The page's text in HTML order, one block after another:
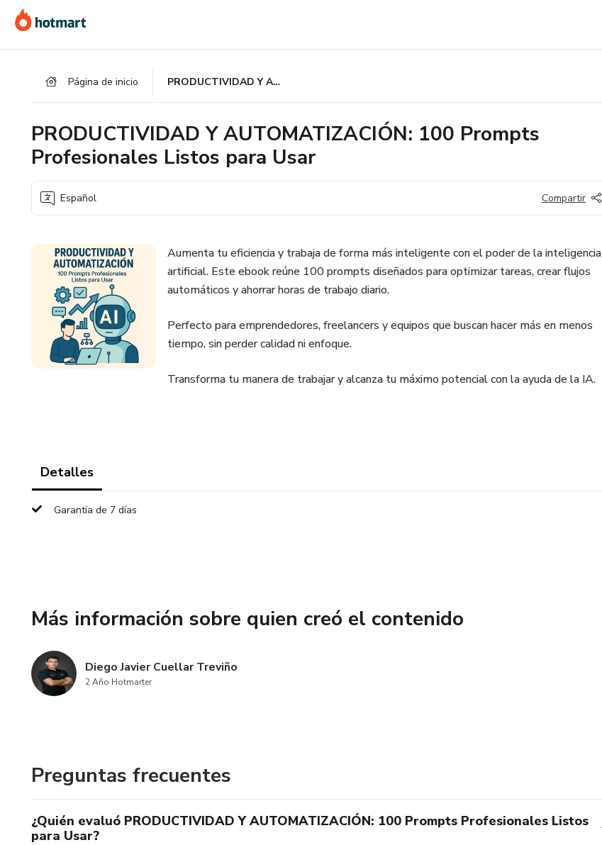
contenido
la
pie
Página de inicio PRODUCTIVIDAD Y AUTOMATIZACIÓN: 100 Prompts Profesionales Listos para Usar
PRODUCTIVIDAD Y AUTOMATIZACIÓN: 100 Prompts
Profesionales Listos para Usar
Español Compartir
Aumenta tu eficiencia y trabaja de forma más inteligente con el poder de la inteligencia
artificial. Este ebook reúne 100 prompts diseñados para optimizar tareas, crear flujos
automáticos y ahorrar horas de trabajo diario.
Perfecto para emprendedores, freelancers y equipos que buscan hacer más en menos
tiempo, sin perder calidad ni enfoque.
Transforma tu manera de trabajar y alcanza tu máximo potencial con la ayuda de la IA.
Detalles
Garantía de 7 días
Más información sobre quien creó el contenido
Diego Javier Cuellar Treviño
2 Año Hotmarter
Preguntas frecuentes
¿Quién evaluó PRODUCTIVIDAD Y AUTOMATIZACIÓN: 100 Prompts Profesionales Listos
para Usar?